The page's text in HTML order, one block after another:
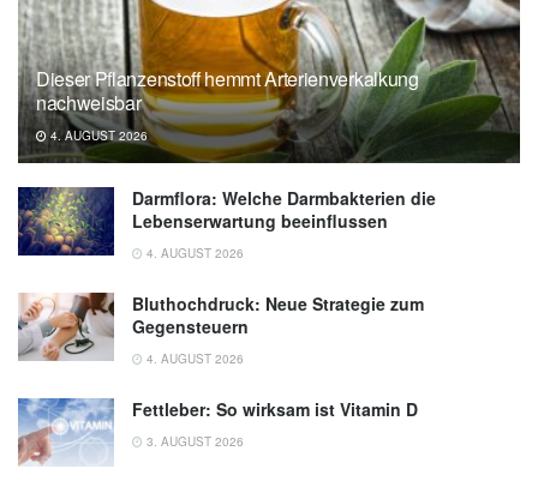
Dieser Pflanzenstoff hemmt Arterienverkalkung
nachweisbar
4. AUGUST 2026
Darmflora: Welche Darmbakterien die
Lebenserwartung beeinflussen
4. AUGUST 2026
Bluthochdruck: Neue Strategie zum
Gegensteuern
4. AUGUST 2026
Fettleber: So wirksam ist Vitamin D
3. AUGUST 2026